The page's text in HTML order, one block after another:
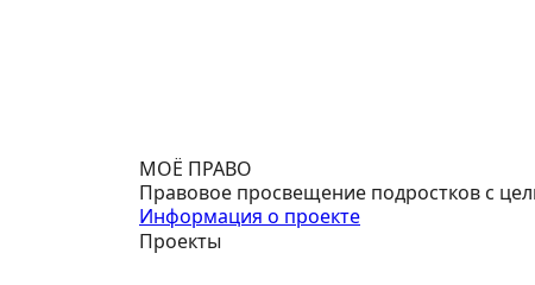
МОЁ ПРАВО
Правовое просвещение подростков с
Информация о проекте
Проекты